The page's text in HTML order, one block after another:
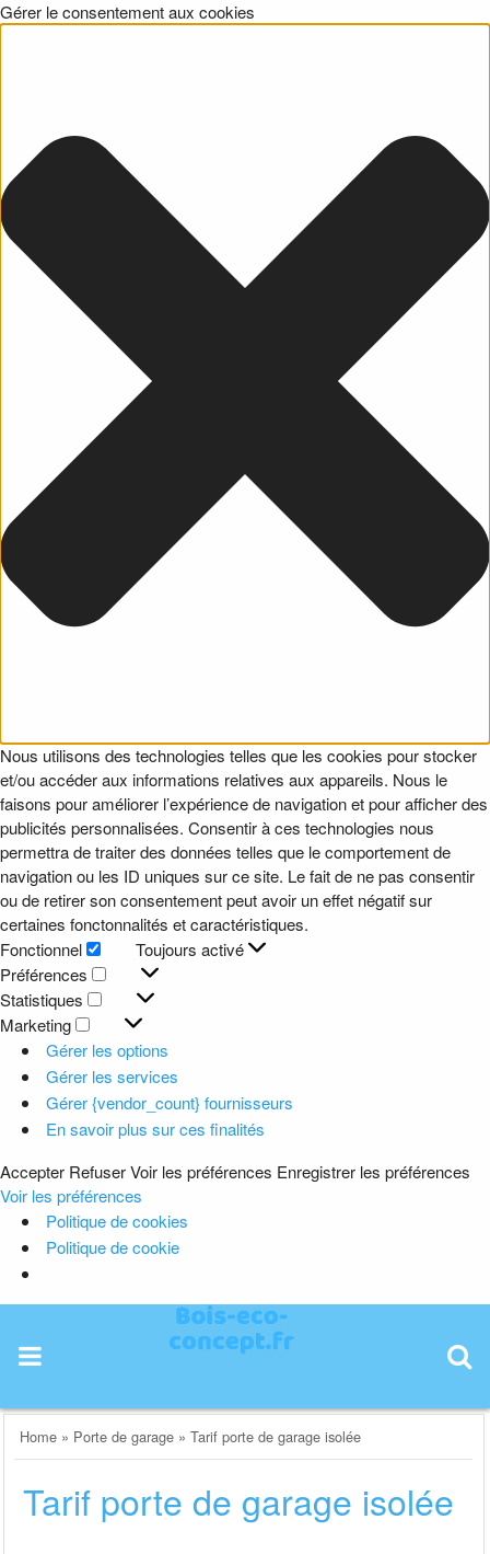
Gérer le consentement aux cookies
Nous utilisons des technologies telles que les cookies pour stocker
et/ou accéder aux informations relatives aux appareils. Nous le
faisons pour améliorer l’expérience de navigation et pour afficher des
publicités personnalisées. Consentir à ces technologies nous
permettra de traiter des données telles que le comportement de
navigation ou les ID uniques sur ce site. Le fait de ne pas consentir
ou de retirer son consentement peut avoir un effet négatif sur
certaines fonctonnalités et caractéristiques.
Fonctionnel
Fonctionnel
Toujours activé
Préférences
Préférences
Statistiques
Statistiques
Marketing
Marketing
Gérer les options
Gérer les services
Gérer {vendor_count} fournisseurs
En savoir plus sur ces finalités
Accepter RefuserVoir les préférences Enregistrer les préférences
Voir les préférences
Politique de cookies
Politique de cookie
content
Home » Porte de garage »Tarif porte de garage isolée
Tarif porte de garage isolée